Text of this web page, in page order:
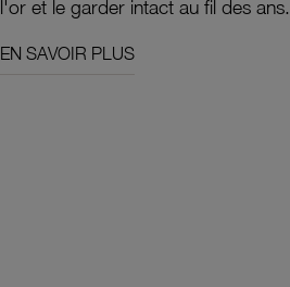
l'or et le garder intact au fil des ans.
EN SAVOIR PLUS